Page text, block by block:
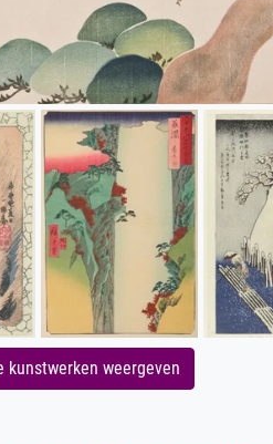
kunstwerken weergeven